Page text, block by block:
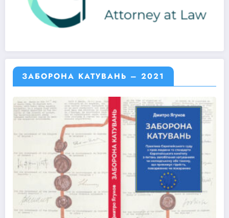
ЗАБОРОНА КАТУВАНЬ – 2021